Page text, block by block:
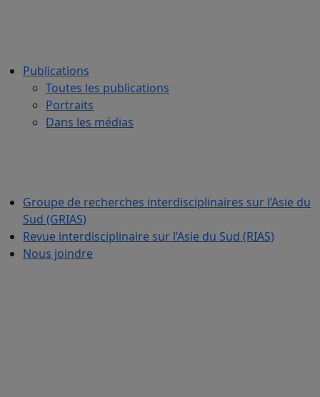
Publications
Toutes les publications
Portraits
Dans les médias
Groupe de recherches interdisciplinaires sur l’Asie du
Sud (GRIAS)
Revue interdisciplinaire sur l’Asie du Sud (RIAS)
Nous joindre